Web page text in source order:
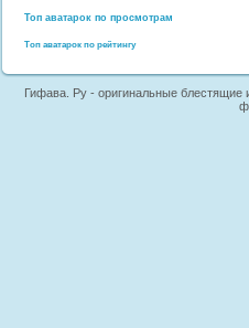
Топ аватарок по просмотрам
Топ аватарок по рейтингу
Гифава. Ру - оригинальные блестящие